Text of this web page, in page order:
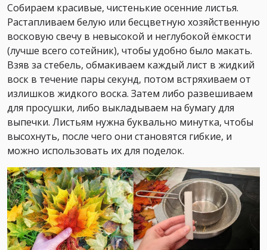
Собираем красивые, чистенькие осенние листья.
Растапливаем белую или бесцветную хозяйственную
восковую свечу в невысокой и неглубокой ёмкости
(лучше всего сотейник), чтобы удобно было макать.
Взяв за стебель, обмакиваем каждый лист в жидкий
воск в течение пары секунд, потом встряхиваем от
излишков жидкого воска. Затем либо развешиваем
для просушки, либо выкладываем на бумагу для
выпечки. Листьям нужна буквально минутка, чтобы
высохнуть, после чего они становятся гибкие, и
можно использовать их для поделок.